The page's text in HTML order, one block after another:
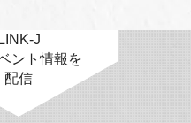
LINK-J
ント情報を
配信